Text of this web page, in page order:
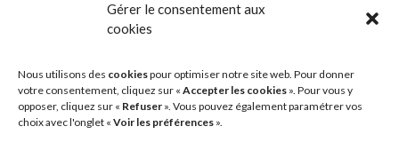
Gérer le consentement aux
cookies
Nous utilisons des cookiespour optimiser notre site web. Pour donner
votre consentement, cliquez sur « Accepter les cookies ». Pour vous y
opposer, cliquez sur « Refuser ». Vous pouvez également paramétrer vos
choix avec l'onglet « Voir les préférences ».
Photos de l’Assemblée Générale du Club
Sébastien dans Cyclocross de Brochon (21)
Breniauxdans Cyclocross de Brochon (21)